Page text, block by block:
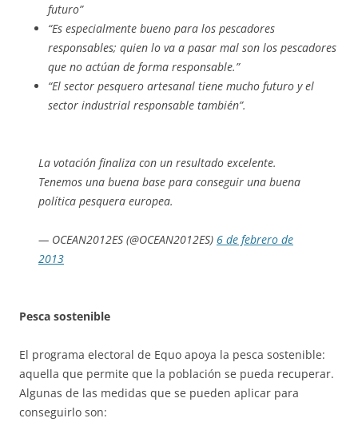
futuro”
“Es especialmente bueno para los pescadores
responsables; quien lo va a pasar mal son los pescadores
que no actúan de forma responsable.”
“El sector pesquero artesanal tiene mucho futuro y el
sector industrial responsable también”.
La votación finaliza con un resultado excelente.
Tenemos una buena base para conseguir una buena
política pesquera europea.
— OCEAN2012ES (@OCEAN2012ES) 6 de febrero de
2013
Pesca sostenible
El programa electoral de Equo apoya la pesca sostenible:
aquella que permite que la población se pueda recuperar.
Algunas de las medidas que se pueden aplicar para
conseguirlo son: